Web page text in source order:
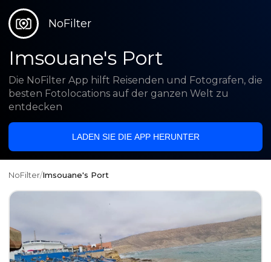
NoFilter
Imsouane's Port
Die NoFilter App hilft Reisenden und Fotografen, die
besten Fotolocations auf der ganzen Welt zu
entdecken
LADEN SIE DIE APP HERUNTER
NoFilter/Imsouane's Port